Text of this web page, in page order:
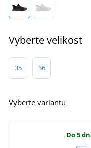
Vyberte velikost
35 36
Vyberte variantu
Do 5